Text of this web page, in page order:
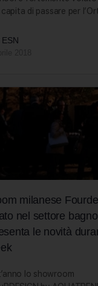
di passare per
milanese
nel settore
le novità
lo showroom